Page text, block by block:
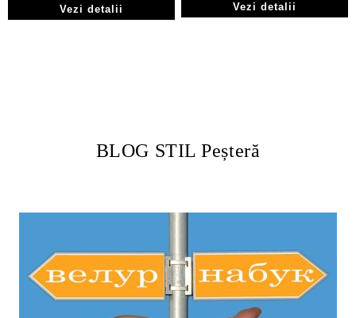
Vezi detalii Vezi detalii
BLOG STIL Peșteră